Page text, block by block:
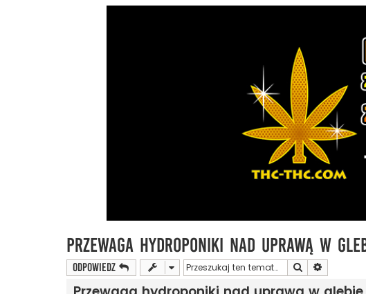
Przewaga hydroponiki nad uprawą w
ODPOWIEDZ Szukaj